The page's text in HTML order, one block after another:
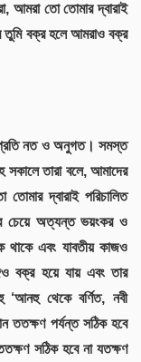
আমরা তো তোমার দ্বারাই
তুমি বক্র হলে আমরাও বক্র
প্রতি নত ও অনুগত। সমস্ত
সকালে তারা বলে, আমাদের
দ্বারাই পরিচালিত
চেয়ে অত্যন্ত ভয়ংকর ও
থাকে এবং যাবতীয় কাজও
বক্র হয়ে যায় এবং তার
‘আনহু থেকে বর্ণিত, নবী
ততক্ষণ পর্যন্ত সঠিক হবে
সঠিক হবে না যতক্ষণ